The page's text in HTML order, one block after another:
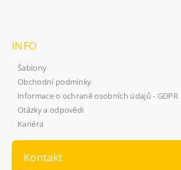
INFO
Šablony
Obchodní podmínky
Informace o ochraně osobních údajů - GDPR
Otázky a odpovědi
Kariéra
Kontakt